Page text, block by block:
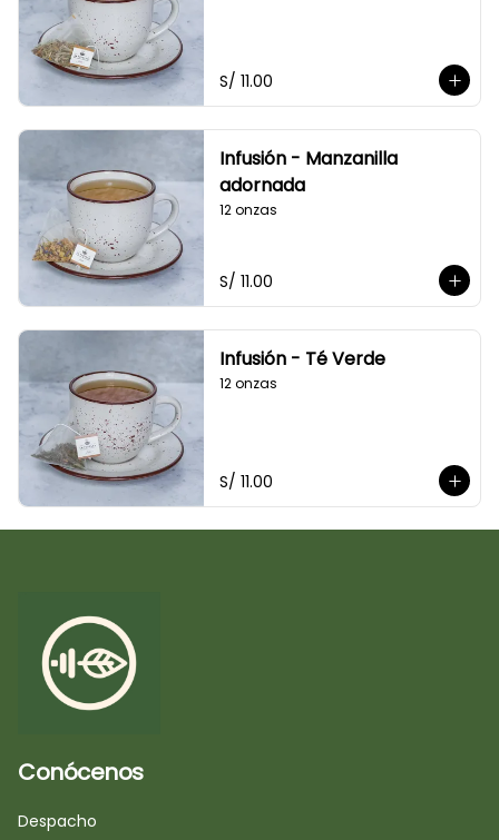
S/ 11.00
Infusión - Manzanilla
adornada
12 onzas
S/ 11.00
Infusión - Té Verde
12 onzas
S/ 11.00
Conócenos
Despacho